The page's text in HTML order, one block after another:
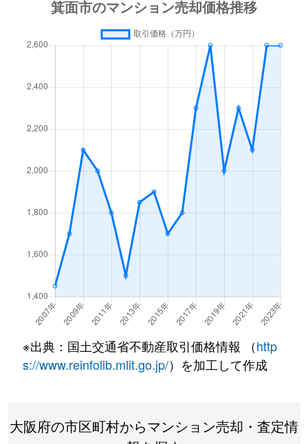
4,400万円 千里中央
千里中央
徒歩21分
船場東
千里中央
徒歩21分
船場東
千里中央
徒歩17分
千里中央
徒歩20分
3,600万円 千里中央
570万円 千里中央
如意谷
2,000万円
如意谷
3,300万円 箕面
徒歩23分
如意谷
4,000万円 箕面
徒歩23分
如意谷
740万円 箕面
徒歩16分
牧落
2,800万円 牧落
徒歩9分
※出典：国土交通省不動産取引価格情報 （http
s://www.reinfolib.mlit.go.jp/）を加工して作成
大阪府の市区町村からマンション売却・査定情